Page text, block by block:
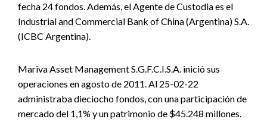
fecha 24 fondos. Además, el Agente de Custodia es el
Industrial and Commercial Bank of China (Argentina) S.A.
(ICBC Argentina).
Mariva Asset Management S.G.F.C.I.S.A. inició sus
operaciones en agosto de 2011. Al 25-02-22
administraba dieciocho fondos, con una participación de
mercado del 1,1% y un patrimonio de $45.248 millones.